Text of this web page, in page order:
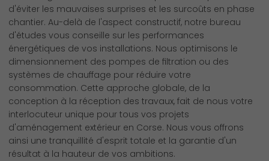
d'éviter les mauvaises surprises et les surcoûts en phase
chantier. Au-delà de l'aspect constructif, notre bureau
d'études vous conseille sur les performances
énergétiques de vos installations. Nous optimisons le
dimensionnement des pompes de filtration ou des
systèmes de chauffage pour réduire votre
consommation. Cette approche globale, de la
conception à la réception des travaux, fait de nous votre
interlocuteur unique pour tous vos projets
d'aménagement extérieur en Corse. Nous vous offrons
ainsi une tranquillité d'esprit totale et la garantie d'un
résultat à la hauteur de vos ambitions.